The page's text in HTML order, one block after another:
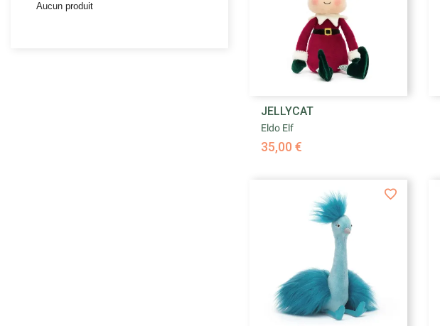
Aucun produit
Aperçu rapide
JELLYCAT
Eldo Elf
35,00 €